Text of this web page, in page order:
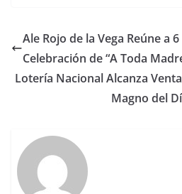
Ale Rojo de la Vega Reúne a
Celebración de “A Toda
Lotería Nacional Alcanza
Magno del